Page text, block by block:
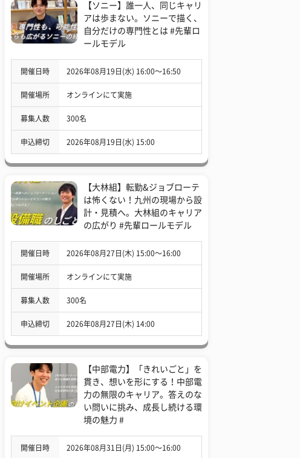
【ソニー】誰一人、同じキャリ
アは歩まない。ソニーで描く、
自分だけの専門性とは #先輩ロ
ールモデル
開催日時 2026年08月19日(水) 16:00〜16:50
開催場所 オンラインにて実施
募集人数 300名
申込締切 2026年08月19日(水) 15:00
【大林組】転勤&ジョブローテ
は怖くない！九州の現場から設
計・見積へ。大林組のキャリア
の広がり #先輩ロールモデル
開催日時 2026年08月27日(木) 15:00〜16:00
開催場所 オンラインにて実施
募集人数 300名
申込締切 2026年08月27日(木) 14:00
【中部電力】「きれいごと」を
貫き、想いを形にする！中部電
力の無限のキャリア。答えのな
い問いに挑み、成長し続ける環
境の魅力 #
開催日時 2026年08月31日(月) 15:00〜16:00